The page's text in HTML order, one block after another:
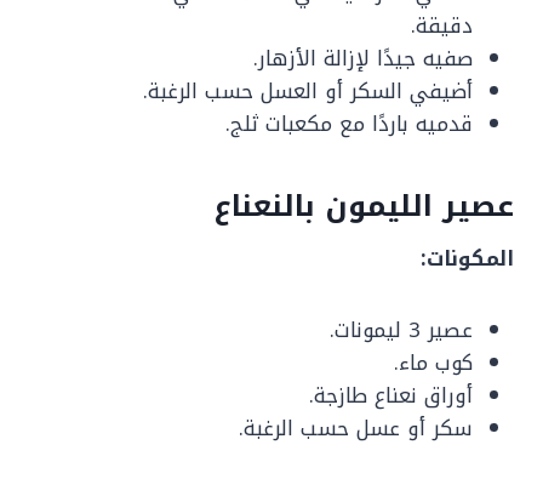
دقيقة.
صفيه جيدًا لإزالة الأزهار.
أضيفي السكر أو العسل حسب الرغبة.
قدميه باردًا مع مكعبات ثلج.
عصير الليمون بالنعناع
المكونات:
عصير 3 ليمونات.
كوب ماء.
أوراق نعناع طازجة.
سكر أو عسل حسب الرغبة.